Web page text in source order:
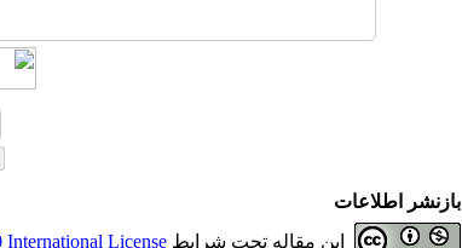
بازنشر اطلاعات
این مقاله تحت شرایط License